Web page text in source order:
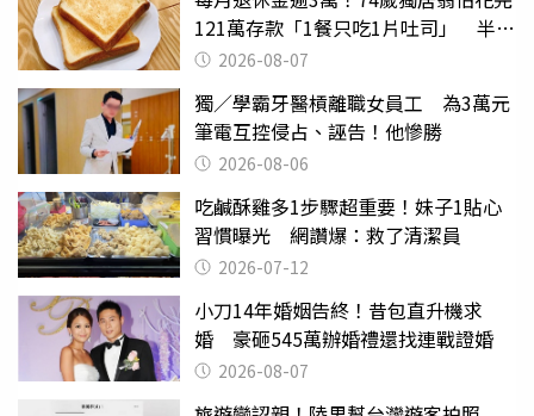
121萬存款「1餐只吃1片吐司」 半年
後暴瘦嚇壞女兒
2026-08-07
獨／學霸牙醫槓離職女員工 為3萬元
筆電互控侵占、誣告！他慘勝
2026-08-06
吃鹹酥雞多1步驟超重要！妹子1貼心
習慣曝光 網讚爆：救了清潔員
2026-07-12
小刀14年婚姻告終！昔包直升機求
婚 豪砸545萬辦婚禮還找連戰證婚
2026-08-07